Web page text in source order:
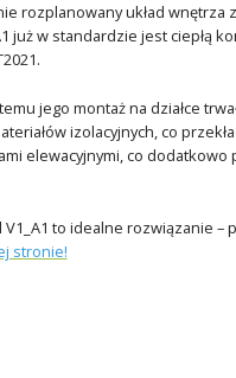
rozplanowany układ
już w standardzie jest ciepłą
jego montaż na działce
izolacyjnych, co
elewacyjnymi, co dodatkowo
to idealne rozwiązanie –
stronie!